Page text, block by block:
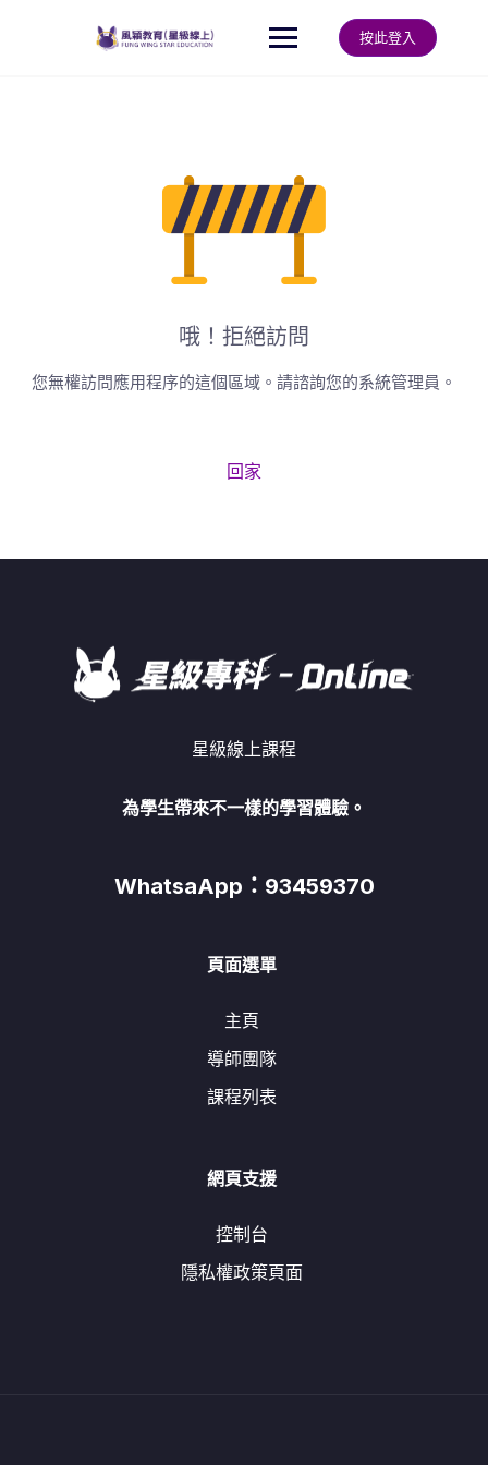
按此登入
哦！拒絕訪問
您無權訪問應用程序的這個區域。請諮詢您的系統管理員。
回家
星級線上課程
為學生帶來不一樣的學習體驗。
WhatsaApp：93459370
頁面選單
主頁
導師團隊
課程列表
網頁支援
控制台
隱私權政策頁面